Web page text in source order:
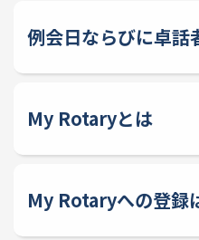
例会日ならびに卓話
My Rotaryとは
My Rotaryへの登録